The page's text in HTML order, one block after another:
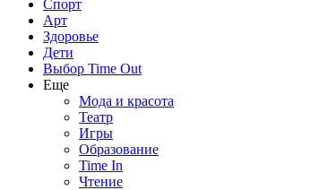
Спорт
Арт
Здоровье
Дети
Выбор Time Out
Еще
Мода и красота
Театр
Игры
Образование
Time In
Чтение